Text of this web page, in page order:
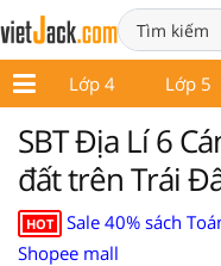
3 Lớp 4 Lớp 5
SBT Địa Lí 6
đất trên Trái
HOT
Sale 40% sách
Shopee mall